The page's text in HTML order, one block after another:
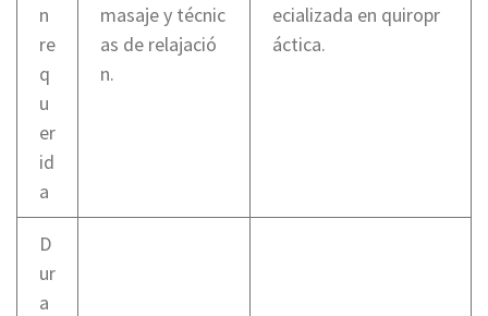
n
re
q
u
er
id
a
masaje y técnic
as de relajació
n.
ecializada en quiropr
áctica.
D
ur
a